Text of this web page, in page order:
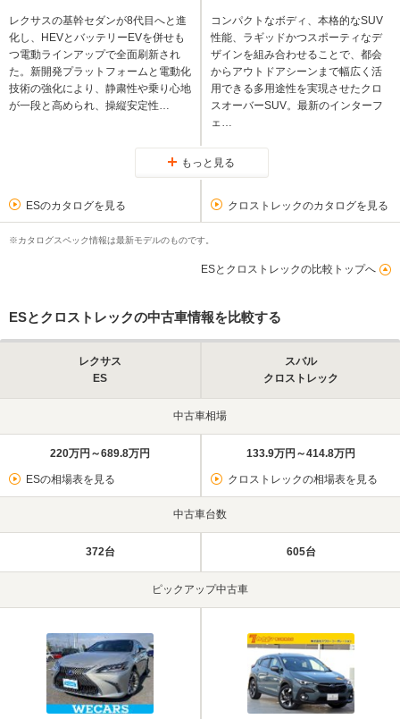
レクサスの基幹セダンが8代目へと進
化し、HEVとバッテリーEVを併せも
つ電動ラインアップで全面刷新され
た。新開発プラットフォームと電動化
技術の強化により、静粛性や乗り心地
が一段と高められ、操縦安定性…
コンパクトなボディ、本格的なSUV
性能、ラギッドかつスポーティなデ
ザインを組み合わせることで、都会
からアウトドアシーンまで幅広く活
用できる多用途性を実現させたクロ
スオーバーSUV。最新のインターフ
ェ…
もっと見る
ESのカタログを見る クロストレックのカタログを見る
※カタログスペック情報は最新モデルのものです。
ESとクロストレックの比較トップへ
ESとクロストレックの中古車情報を比較する
レクサス
ES
スバル
クロストレック
中古車相場
220万円～689.8万円
ESの相場表を見る
133.9万円～414.8万円
クロストレックの相場表を見る
中古車台数
372台 605台
ピックアップ中古車